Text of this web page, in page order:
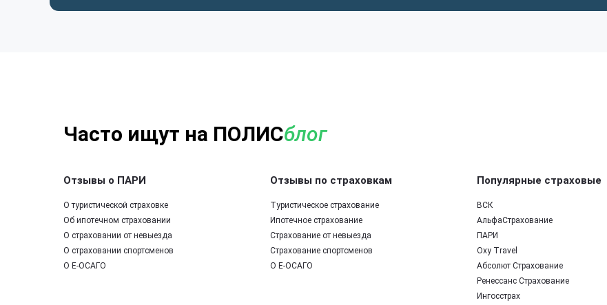
Часто ищут на ПОЛИСблог
Отзывы о ПАРИ
О туристической страховке
Об ипотечном страховании
О страховании от невыезда
О страховании спортсменов
О Е-ОСАГО
Отзывы по страховкам
Туристическое страхование
Ипотечное страхование
Страхование от невыезда
Страхование спортсменов
О Е-ОСАГО
Популярные страховые
ВСК
АльфаСтрахование
ПАРИ
Oxy Travel
Абсолют Страхование
Ренессанс Страхование
Ингосстрах